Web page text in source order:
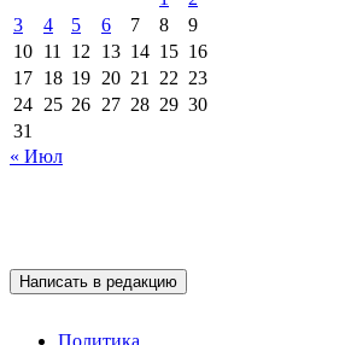
3
4 5 6 7 8
9
10 11 12 13 14 15 16
17 18 19 20 21 22 23
24 25 26 27 28 29 30
31
« Июл
Написать в редакцию
Политика